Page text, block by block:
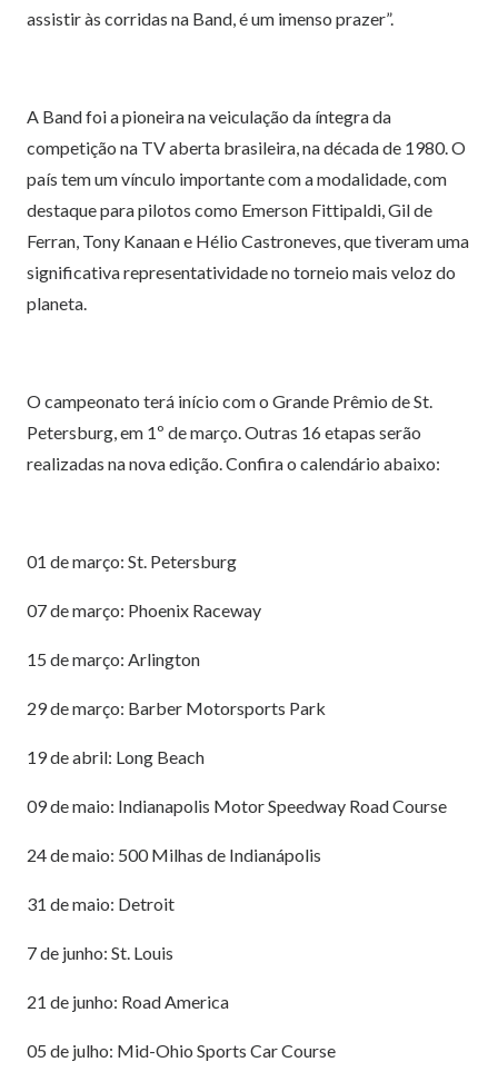
assistir às corridas na Band, é um imenso prazer”.
A Band foi a pioneira na veiculação da íntegra da
competição na TV aberta brasileira, na década de 1980. O
país tem um vínculo importante com a modalidade, com
destaque para pilotos como Emerson Fittipaldi, Gil de
Ferran, Tony Kanaan e Hélio Castroneves, que tiveram uma
significativa representatividade no torneio mais veloz do
planeta.
O campeonato terá início com o Grande Prêmio de St.
Petersburg, em 1º de março. Outras 16 etapas serão
realizadas na nova edição. Confira o calendário abaixo:
01 de março: St. Petersburg
07 de março: Phoenix Raceway
15 de março: Arlington
29 de março: Barber Motorsports Park
19 de abril: Long Beach
09 de maio: Indianapolis Motor Speedway Road Course
24 de maio: 500 Milhas de Indianápolis
31 de maio: Detroit
7 de junho: St. Louis
21 de junho: Road America
05 de julho: Mid-Ohio Sports Car Course